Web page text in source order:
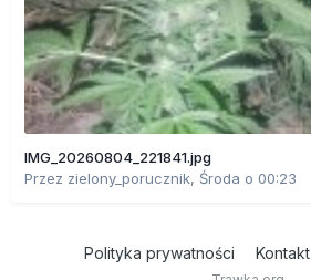
IMG_20260804_221841.jpg
Przez zielony_porucznik, Środa o 00:23
Polityka prywatności Kontakt